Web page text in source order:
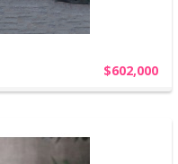
$602,000